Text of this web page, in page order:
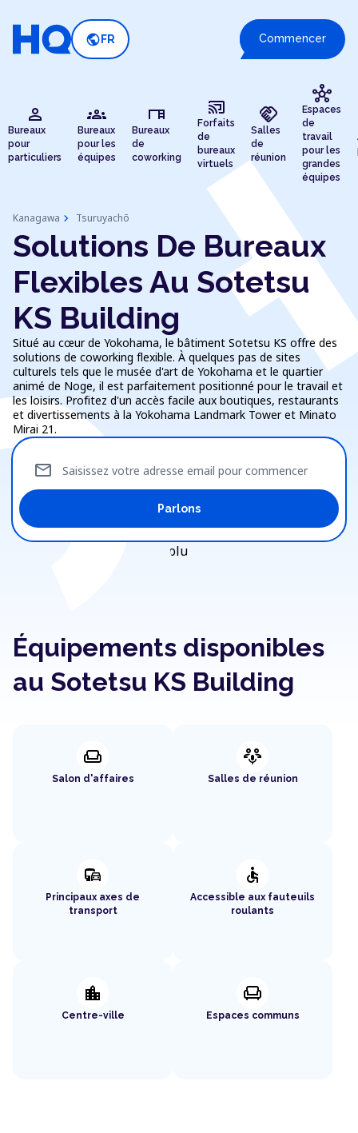
public FR Commencer
person
Bureaux
pour
particuliers
groups
Bureaux
pour les
équipes
desk
Bureaux
de
coworking
cast_connected
Forfaits
de
bureaux
virtuels
handshake
Salles
de
réunion
hub
Espaces
de
travail
pour les
grandes
équipes
Kanagawa chevron_right Tsuruyachō
Solutions De Bureaux
Flexibles Au Sotetsu
KS Building
Situé au cœur de Yokohama, le bâtiment Sotetsu KS offre des
solutions de coworking flexible. À quelques pas de sites
culturels tels que le musée d'art de Yokohama et le quartier
animé de Noge, il est parfaitement positionné pour le travail et
les loisirs. Profitez d'un accès facile aux boutiques, restaurants
et divertissements à la Yokohama Landmark Tower et Minato
Mirai 21.
Saisissez votre adresse email pour commencer
mail
Parlons
Équipements disponibles
au Sotetsu KS Building
weekend
Salon d'affaires
adaptive_audio_mic
Salles de réunion
commute
Principaux axes de
transport
accessible
Accessible aux fauteuils
roulants
location_city
Centre-ville
chair
Espaces communs